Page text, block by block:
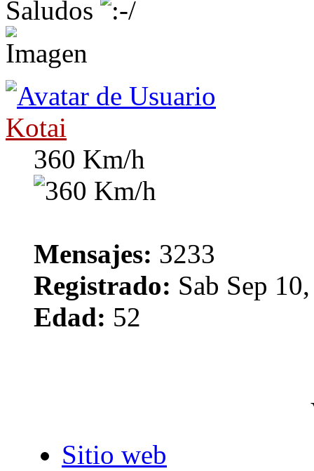
Saludos
Kotai
360 Km/h
Mensajes: 3233
Registrado: Sab Sep
Edad: 52
Sitio web